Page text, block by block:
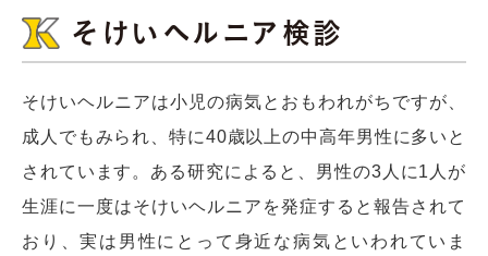
そけいヘルニア検診
そけいヘルニアは小児の病気とおもわれがちですが、
成人でもみられ、特に40歳以上の中高年男性に多いと
されています。ある研究によると、男性の3人に1人が
生涯に一度はそけいヘルニアを発症すると報告されて
おり、実は男性にとって身近な病気といわれていま